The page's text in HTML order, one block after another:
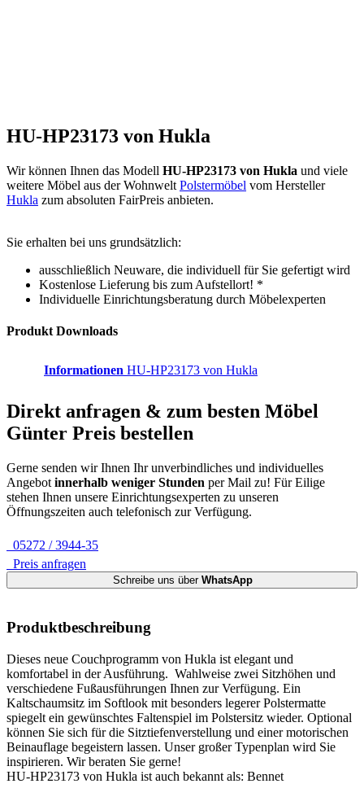
HU-HP23173 von Hukla
Wir können Ihnen das Modell HU-HP23173 von Hukla und viele
weitere Möbel aus der Wohnwelt Polstermöbel vom Hersteller
Hukla zum absoluten FairPreis anbieten.
Sie erhalten bei uns grundsätzlich:
ausschließlich Neuware, die individuell für Sie gefertigt wird
Kostenlose Lieferung bis zum Aufstellort! *
Individuelle Einrichtungsberatung durch Möbelexperten
Produkt Downloads
Informationen HU-HP23173 von Hukla
Direkt anfragen & zum besten Möbel
Günter Preis bestellen
Gerne senden wir Ihnen Ihr unverbindliches und individuelles
Angebot innerhalb weniger Stunden per Mail zu! Für Eilige
stehen Ihnen unsere Einrichtungsexperten zu unseren
Öffnungszeiten auch telefonisch zur Verfügung.
05272 / 3944-35
Preis anfragen
Schreibe uns über WhatsApp
Produktbeschreibung
Dieses neue Couchprogramm von Hukla ist elegant und
komfortabel in der Ausführung. Wahlweise zwei Sitzhöhen und
verschiedene Fußausführungen Ihnen zur Verfügung. Ein
Kaltschaumsitz im Softlook mit besonders legerer Polstermatte
spiegelt ein gewünschtes Faltenspiel im Polstersitz wieder. Optional
können Sie sich für die Sitztiefenverstellung und einer motorischen
Beinauflage begeistern lassen. Unser großer Typenplan wird Sie
inspirieren. Wir beraten Sie gerne!
HU-HP23173 von Hukla ist auch bekannt als: Bennet